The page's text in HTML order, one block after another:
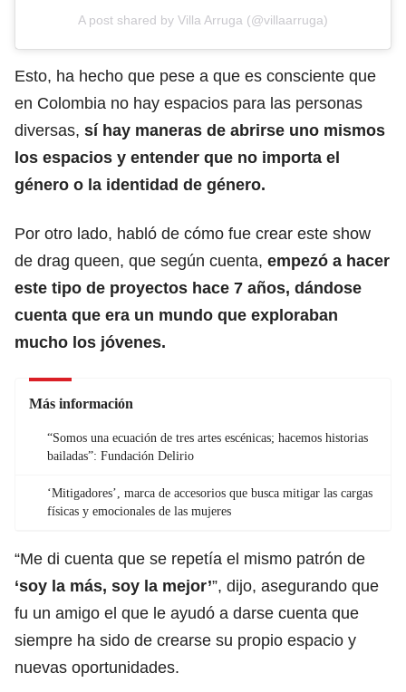
A post shared by Villa Arruga (@villaarruga)
Esto, ha hecho que pese a que es consciente que
en Colombia no hay espacios para las personas
diversas, sí hay maneras de abrirse uno mismos
los espacios y entender que no importa el
género o la identidad de género.
Por otro lado, habló de cómo fue crear este show
de drag queen, que según cuenta, empezó a hacer
este tipo de proyectos hace 7 años, dándose
cuenta que era un mundo que exploraban
mucho los jóvenes.
Más información
“Somos una ecuación de tres artes escénicas; hacemos historias
bailadas”: Fundación Delirio
‘Mitigadores’, marca de accesorios que busca mitigar las cargas
físicas y emocionales de las mujeres
“Me di cuenta que se repetía el mismo patrón de
‘soy la más, soy la mejor’”, dijo, asegurando que
fu un amigo el que le ayudó a darse cuenta que
siempre ha sido de crearse su propio espacio y
nuevas oportunidades.